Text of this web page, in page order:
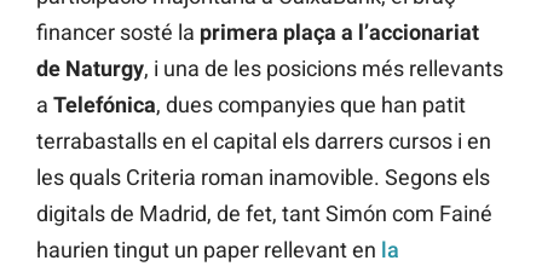
financer sosté la primera plaça a l’accionariat
de Naturgy, i una de les posicions més rellevants
a Telefónica, dues companyies que han patit
terrabastalls en el capital els darrers cursos i en
les quals Criteria roman inamovible. Segons els
digitals de Madrid, de fet, tant Simón com Fainé
haurien tingut un paper rellevant en la